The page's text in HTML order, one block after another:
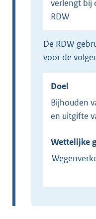
verlengt bij
RDW
de RDW gebruikt de volgende gegevens
voor de
Doel
Bijhouden van het rijbewijzenregister
en uitgifte
Wettelijke